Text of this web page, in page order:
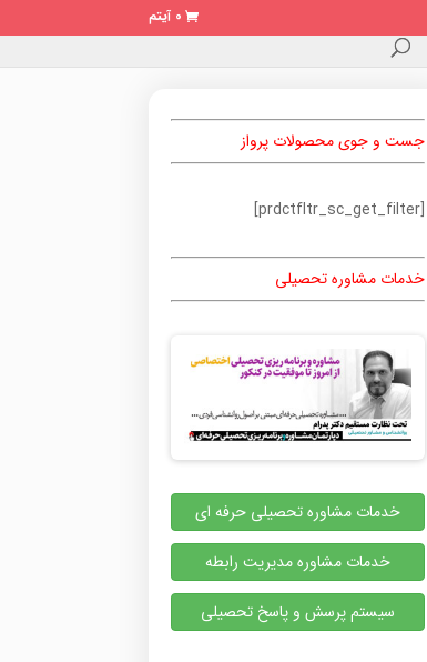
0 آیتم
جست و جوی محصولات پرواز
[prdctfltr_sc_get_filter]
خدمات مشاوره تحصیلی
خدمات مشاوره تحصیلی حرفه ای
خدمات مشاوره مدیریت رابطه
سیستم پرسش و پاسخ تحصیلی